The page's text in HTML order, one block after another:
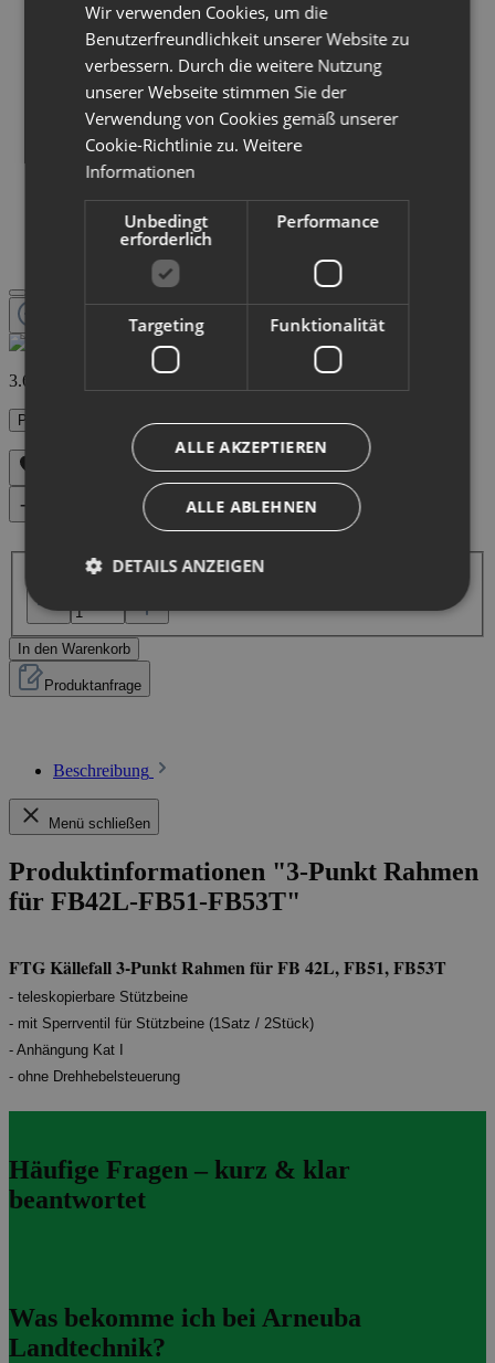
3.652,90 €
Preise inkl. MwSt. zzgl. Versandkosten
Produkt Anzahl: Gib den gewünschten Wert ein oder benutze
reduzieren.
In den Warenkorb
Produktanfrage
Beschreibung
Menü schließen
Produktinformationen "3-Punkt Rahmen
für FB42L-FB51-FB53T"
FTG Källefall 3-Punkt Rahmen für FB 42L, FB51, FB53T
- teleskopierbare Stützbeine
- mit Sperrventil für Stützbeine (1Satz / 2Stück)
- Anhängung Kat I
- ohne Drehhebelsteuerung
Häufige Fragen – kurz & klar
beantwortet
Was bekomme ich bei Arneuba
Landtechnik?
Wir verwenden Cookies, um die
Benutzerfreundlichkeit unserer Website zu
verbessern. Durch die weitere Nutzung
unserer Webseite stimmen Sie der
Verwendung von Cookies gemäß unserer
Cookie-Richtlinie zu.Weitere
Informationen
Unbedingt
erforderlich
Performance
Targeting Funktionalität
ALLE AKZEPTIEREN
ALLE ABLEHNEN
DETAILS ANZEIGEN